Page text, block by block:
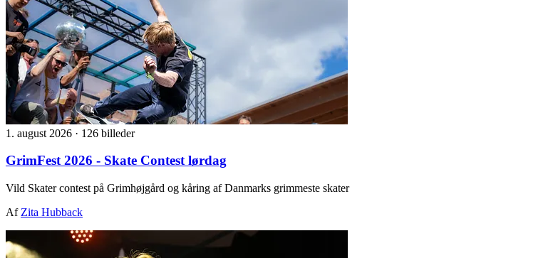
1. august 2026 · 126 billeder
GrimFest 2026 - Skate Contest lørdag
Vild Skater contest på Grimhøjgård og kåring af Danmarks grimmeste skater
Af Zita Hubback